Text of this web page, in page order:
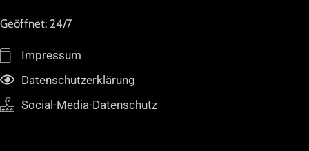
Geöffnet: 24/7
Impressum
Datenschutzerklärung
Social-Media-Datenschutz